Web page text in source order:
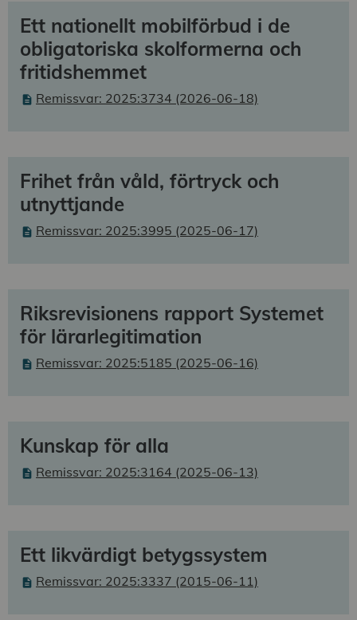
Ett nationellt mobilförbud i de
obligatoriska skolformerna och
fritidshemmet
Remissvar: 2025:3734 (2026-06-18)
Frihet från våld, förtryck och
utnyttjande
Remissvar: 2025:3995 (2025-06-17)
Riksrevisionens rapport Systemet
för lärarlegitimation
Remissvar: 2025:5185 (2025-06-16)
Kunskap för alla
Remissvar: 2025:3164 (2025-06-13)
Ett likvärdigt betygssystem
Remissvar: 2025:3337 (2015-06-11)